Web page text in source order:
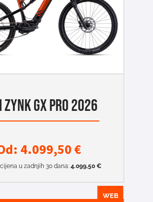
ZYNK GX PRO 2026
4.099,50€
u zadnjih 30 dana: 4.099,50 €
WEB